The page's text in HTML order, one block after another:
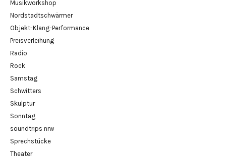
Musikworkshop
Nordstadtschwärmer
Objekt-Klang-Performance
Preisverleihung
Radio
Rock
Samstag
Schwitters
Skulptur
Sonntag
soundtrips nrw
Sprechstücke
Theater